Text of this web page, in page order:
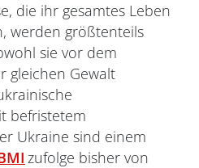
die ihr gesamtes Leben
werden größtenteils
sie vor dem
gleichen Gewalt
befristetem
Ukraine sind einem
zufolge bisher von